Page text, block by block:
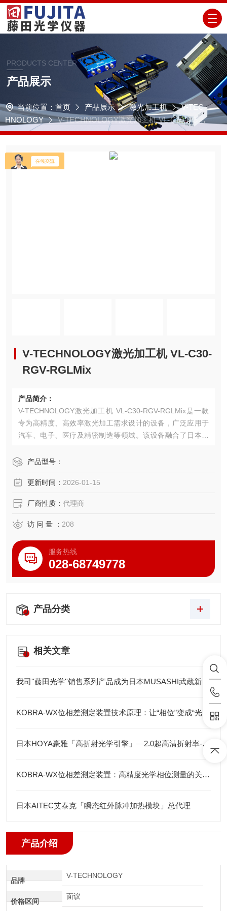
PRODUCTS CENTER
产品展示
当前位置： 首页 产品展示 激光加工机
V-TEC
HNOLOGY
V-TECHNOLOGY激光加工机 VL-C30-RGV-
RGLMix
V-TECHNOLOGY激光加工机 VL-C30-
RGV-RGLMix
产品简介：
V-TECHNOLOGY激光加工机 VL-C30-RGV-RGLMix是一款
专为高精度、高效率激光加工需求设计的设备，广泛应用于
汽车、电子、医疗及精密制造等领域。该设备融合了日本激
平。产品型号：
更新时间： 2026-01-15
厂商性质： 代理商
访 问 量 ： 208
服务热线
028-68749778
产品分类
相关文章
我司''藤田光学''销售系列产品成为日本MUSASHI武蔵新的代理店
日本HOYA豪雅「高折射光学引擎」—2.0超高清折射率-总代理藤田光学
KOBRA-WX位相差測定装置：高精度光学相位测量的关键技术解析
日本AITEC艾泰克「瞬态红外脉冲加热模块」总代理
产品介绍
品牌
V-TECHNOLOGY
价格区间
面议